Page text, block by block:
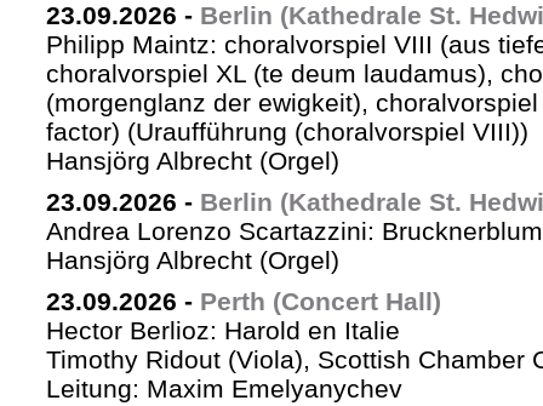
23.09.2026 - Berlin (Kathedrale St.
Philipp Maintz: choralvorspiel VIII (aus
choralvorspiel XL (te deum laudamus),
(morgenglanz der ewigkeit),
factor) (Uraufführung (choralvorspiel VIII))
Hansjörg Albrecht (Orgel)
23.09.2026 - Berlin (Kathedrale St.
Andrea Lorenzo Scartazzini:
Hansjörg Albrecht (Orgel)
23.09.2026 - Perth (Concert Hall)
Hector Berlioz: Harold en Italie
Timothy Ridout (Viola), Scottish Chamber
Leitung: Maxim Emelyanychev